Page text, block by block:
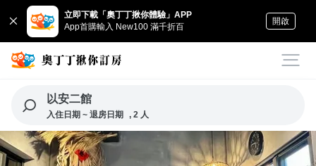
立即下載「奧丁丁揪你體驗」APP
App首購輸入 New100 滿千折百
開啟
以安二館
入住日期 ~ 退房日期 , 2 人